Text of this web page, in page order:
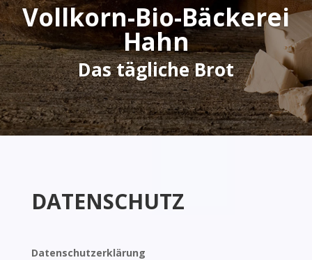
Vollkorn-Bio-Bäckerei
Hahn
Das tägliche Brot
DATENSCHUTZ
Datenschutzerklärung